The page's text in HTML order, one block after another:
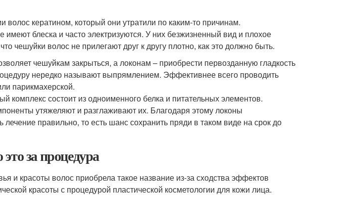
кератином, который они утратили по каким-то причинам.
блеска и часто электризуются. У них безжизненный вид и плохое
чешуйки волос не прилегают друг к другу плотно, как это должно быть.
чешуйкам закрыться, а локонам – приобрести первозданную гладкость
нередко называют выпрямлением. Эффективнее всего проводить
парикмахерской.
комплекс состоит из одноименного белка и питательных элементов.
утяжеляют и разглаживают их. Благодаря этому локоны
правильно, то есть шанс сохранить пряди в таком виде на срок до
за процедура
и красоты волос приобрела такое название из-за сходства эффектов
красоты с процедурой пластической косметологии для кожи лица.